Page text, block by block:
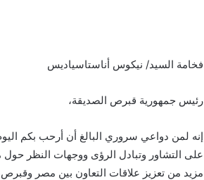
فخامة السيد/ نيكوس أناستاسياديس
رئيس جمهورية قبرص الصديقة،
إنه لمن دواعي سروري البالغ أن أرحب بكم
على التشاور وتبادل الرؤى ووجهات النظر
مزيد من تعزيز علاقات التعاون بين مصر